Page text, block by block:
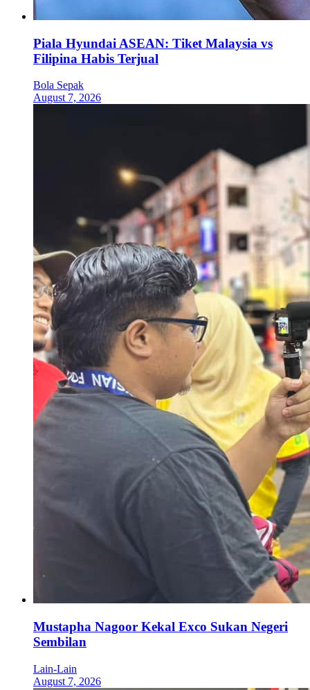
Piala Hyundai ASEAN: Tiket Malaysia vs
Filipina Habis Terjual
Bola Sepak
August 7, 2026
Mustapha Nagoor Kekal Exco Sukan Negeri
Sembilan
Lain-Lain
August 7, 2026